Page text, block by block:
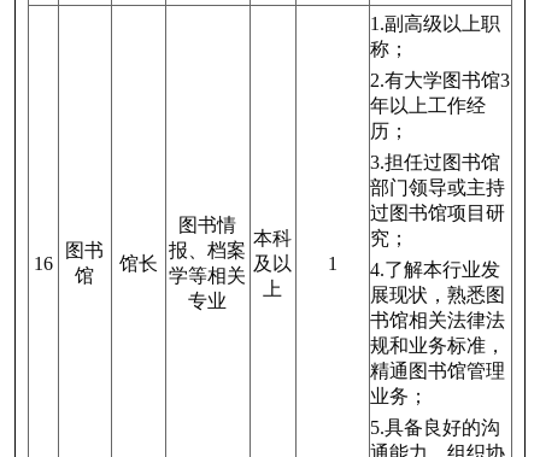
16
图书
馆
馆长
图书情
报、档案
学等相关
专业
本科
及以
上
1
1.副高级以上职
称；
2.有大学图书馆3
年以上工作经
历；
3.担任过图书馆
部门领导或主持
过图书馆项目研
究；
4.了解本行业发
展现状，熟悉图
书馆相关法律法
规和业务标准，
精通图书馆管理
业务；
5.具备良好的沟